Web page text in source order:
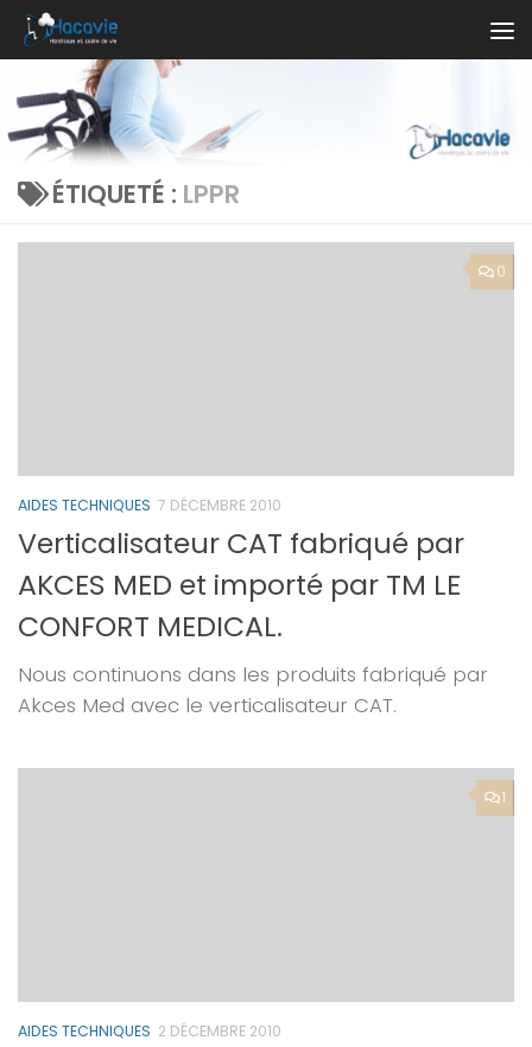
Au dessous du contenu
ÉTIQUETÉ : LPPR
0
AIDES TECHNIQUES 7 DÉCEMBRE 2010
Verticalisateur CAT fabriqué par
AKCES MED et importé par TM LE
CONFORT MEDICAL.
Nous continuons dans les produits fabriqué par
Akces Med avec le verticalisateur CAT.
1
AIDES TECHNIQUES 2 DÉCEMBRE 2010